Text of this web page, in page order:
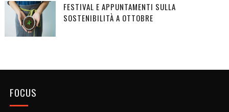
FESTIVAL E APPUNTAMENTI SULLA
SOSTENIBILITÀ A OTTOBRE
FOCUS